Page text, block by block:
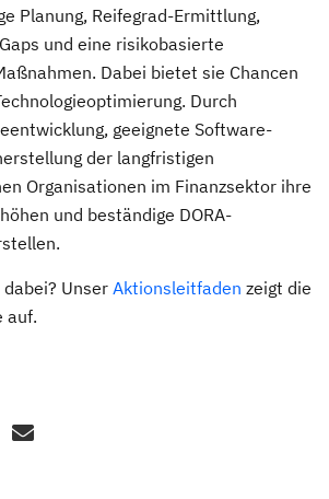
Planung, Reifegrad-Ermittlung,
und eine risikobasierte
Dabei bietet sie Chancen
Durch
geeignete Software-
der langfristigen
Organisationen im Finanzsektor ihre
und beständige DORA-
Unser Aktionsleitfaden zeigt die
auf.